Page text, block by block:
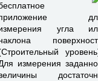
угла
измерения